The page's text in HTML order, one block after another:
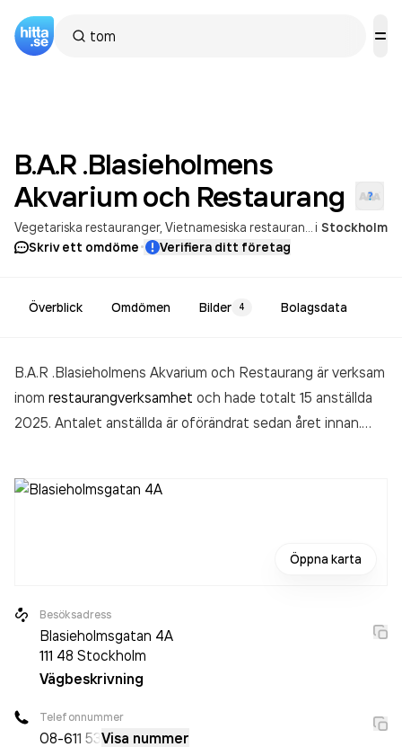
B.A.R .Blasieholmens
Akvarium och Restaurang
Vegetariska restauranger Vietnamesiska restauranger i Stockholm
Skriv ett omdöme· Verifiera ditt företag
Överblick Omdömen Bilder 4 Bolagsdata
B.A.R .Blasieholmens Akvarium och Restaurang är verksam
inom restaurangverksamhet och hade totalt 15 anställda
2025. Antalet anställda är oförändrat sedan året innan.
21 049 000,00 krsenaste räkenskapsåret (2025).
Öppna karta
Besöksadress
Blasieholmsgatan 4A
111 48 Stockholm
Vägbeskrivning
Telefonnummer
08-611 53Visa nummer